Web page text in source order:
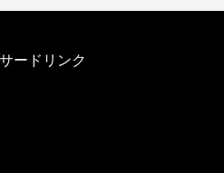
ードリンク